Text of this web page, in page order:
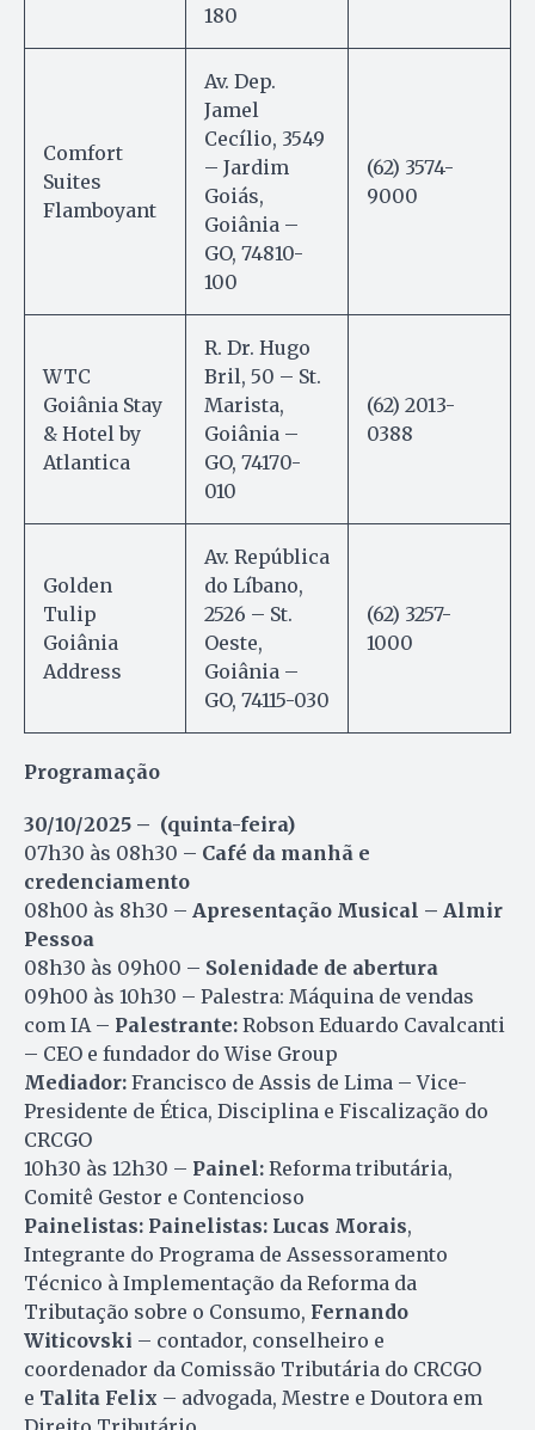
180
Comfort
Suites
Flamboyant
Av. Dep.
Jamel
Cecílio, 3549
– Jardim
Goiás,
Goiânia –
GO, 74810-
100
(62) 3574-
9000
WTC
Goiânia Stay
& Hotel by
Atlantica
R. Dr. Hugo
Bril, 50 – St.
Marista,
Goiânia –
GO, 74170-
010
(62) 2013-
0388
Golden
Tulip
Goiânia
Address
Av. República
do Líbano,
2526 – St.
Oeste,
Goiânia –
GO, 74115-030
(62) 3257-
1000
Programação
30/10/2025 – (quinta-feira)
07h30 às 08h30 – Café da manhã e
credenciamento
08h00 às 8h30 – Apresentação Musical – Almir
Pessoa
08h30 às 09h00 – Solenidade de abertura
09h00 às 10h30 – Palestra: Máquina de vendas
com IA – Palestrante: Robson Eduardo Cavalcanti
– CEO e fundador do Wise Group
Mediador: Francisco de Assis de Lima – Vice-
Presidente de Ética, Disciplina e Fiscalização do
CRCGO
10h30 às 12h30 – Painel: Reforma tributária,
Comitê Gestor e Contencioso
Painelistas: Painelistas: Lucas Morais,
Integrante do Programa de Assessoramento
Técnico à Implementação da Reforma da
Tributação sobre o Consumo, Fernando
Witicovski – contador, conselheiro e
coordenador da Comissão Tributária do CRCGO
e Talita Felix – advogada, Mestre e Doutora em